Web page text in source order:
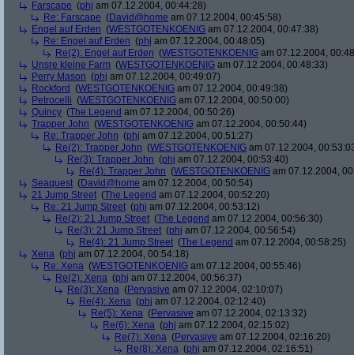
Farscape (phj am 07.12.2004, 00:44:28)
Re: Farscape (David@home am 07.12.2004, 00:45:58)
Engel auf Erden (WESTGOTENKOENIG am 07.12.2004, 00:47:38)
Re: Engel auf Erden (phj am 07.12.2004, 00:48:05)
Re(2): Engel auf Erden (WESTGOTENKOENIG am 07.12.2004,
Unsre kleine Farm (WESTGOTENKOENIG am 07.12.2004, 00:48:33)
Perry Mason (phj am 07.12.2004, 00:49:07)
Rockford (WESTGOTENKOENIG am 07.12.2004, 00:49:38)
Petrocelli (WESTGOTENKOENIG am 07.12.2004, 00:50:00)
Quincy (The Legend am 07.12.2004, 00:50:26)
Trapper John (WESTGOTENKOENIG am 07.12.2004, 00:50:44)
Re: Trapper John (phj am 07.12.2004, 00:51:27)
Re(2): Trapper John (WESTGOTENKOENIG am 07.12.2004,
Re(3): Trapper John (phj am 07.12.2004, 00:53:40)
Re(4): Trapper John (WESTGOTENKOENIG am 07.12.2004,
Seaquest (David@home am 07.12.2004, 00:50:54)
21 Jump Street (The Legend am 07.12.2004, 00:52:20)
Re: 21 Jump Street (phj am 07.12.2004, 00:53:12)
Re(2): 21 Jump Street (The Legend am 07.12.2004, 00:56:30)
Re(3): 21 Jump Street (phj am 07.12.2004, 00:56:54)
Re(4): 21 Jump Street (The Legend am 07.12.2004, 00:58:25)
Xena (phj am 07.12.2004, 00:54:18)
Re: Xena (WESTGOTENKOENIG am 07.12.2004, 00:55:46)
Re(2): Xena (phj am 07.12.2004, 00:56:37)
Re(3): Xena (Pervasive am 07.12.2004, 02:10:07)
Re(4): Xena (phj am 07.12.2004, 02:12:40)
Re(5): Xena (Pervasive am 07.12.2004, 02:13:32)
Re(6): Xena (phj am 07.12.2004, 02:15:02)
Re(7): Xena (Pervasive am 07.12.2004, 02:16:20)
Re(8): Xena (phj am 07.12.2004, 02:16:51)